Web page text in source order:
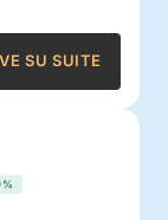
SU SUITE